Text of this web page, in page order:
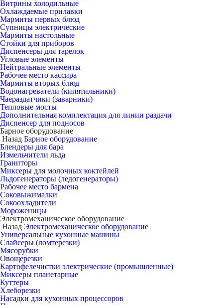
Витрины холодильные
Охлаждаемые прилавки
Мармиты первых блюд
Супницы электрические
Мармиты настольные
Стойки для приборов
Диспенсеры для тарелок
Угловые элементы
Нейтральные элементы
Рабочее место кассира
Мармиты вторых блюд
Водонагреватели (кипятильники)
Чаераздатчики (заварники)
Тепловые мосты
Дополнительная комплектация для линии раздачи
Диспенсер для подносов
Барное оборудование
Назад Барное оборудование
Блендеры для бара
Измельчители льда
Граниторы
Миксеры для молочных коктейлей
Льдогенераторы (ледогенераторы)
Рабочее место бармена
Соковыжималки
Сокоохладители
Мороженицы
Электромеханическое оборудование
Назад Электромеханическое оборудование
Универсальные кухонные машины
Слайсеры (ломтерезки)
Мясорубки
Овощерезки
Картофелечистки электрические (промышленные)
Миксеры планетарные
Куттеры
Хлеборезки
Насадки для кухонных процессоров